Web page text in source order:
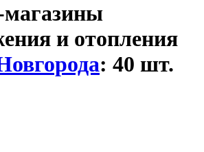
и отопления
: 40 шт.